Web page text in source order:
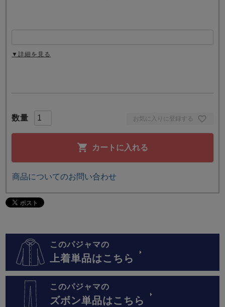
お気に入りに登録する
カートに入れる
▼詳細を見る
商品についてのお問い合わせ
このパジャマの
上着単品はこちら
このパジャマの
ズボン単品はこちら